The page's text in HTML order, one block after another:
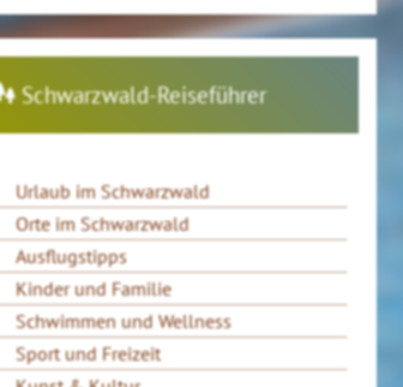
Schwarzwald-Reiseführer
Urlaub im Schwarzwald
Orte im Schwarzwald
Ausflugstipps
Kinder und Familie
Schwimmen und Wellness
Sport und Freizeit